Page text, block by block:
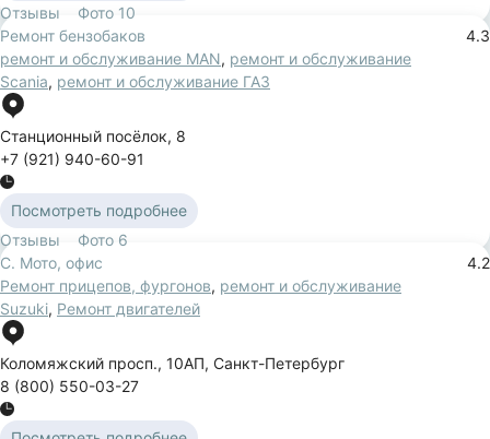
Отзывы
Фото 10
Ремонт бензобаков
4.3
ремонт и обслуживание MAN, ремонт и обслуживание
Scania, ремонт и обслуживание ГАЗ
Станционный посёлок, 8
+7 (921) 940-60-91
Посмотреть подробнее
Отзывы
Фото 6
С. Мото, офис
4.2
Ремонт прицепов, фургонов, ремонт и обслуживание
Suzuki, Ремонт двигателей
Коломяжский просп., 10АП, Санкт-Петербург
8 (800) 550-03-27